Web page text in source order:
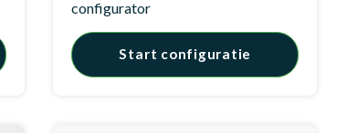
configurator
Start configuratie